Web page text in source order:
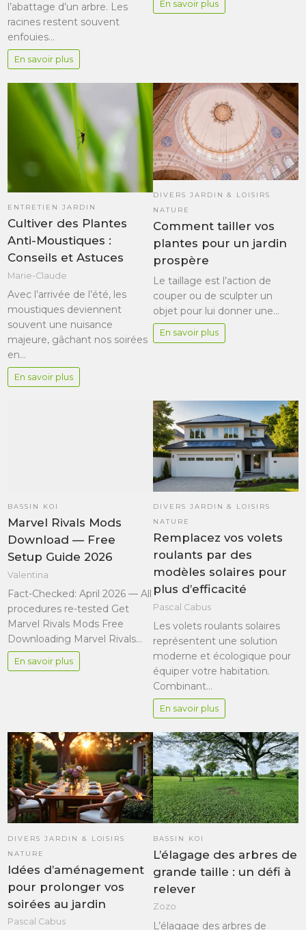
l’abattage d’un arbre. Les
racines restent souvent
enfouies…
En savoir plus
En savoir plus
ENTRETIEN JARDIN
Cultiver des Plantes
Anti-Moustiques :
Conseils et Astuces
Marie-Claude
Avec l’arrivée de l’été, les
moustiques deviennent
souvent une nuisance
majeure, gâchant nos soirées
en…
En savoir plus
DIVERS JARDIN & LOISIRS
NATURE
Comment tailler vos
plantes pour un jardin
prospère
Le taillage est l’action de
couper ou de sculpter un
objet pour lui donner une…
En savoir plus
BASSIN KOI
Marvel Rivals Mods
Download — Free
Setup Guide 2026
Valentina
Fact-Checked: April 2026 — All
procedures re-tested Get
Marvel Rivals Mods Free
Downloading Marvel Rivals…
En savoir plus
DIVERS JARDIN & LOISIRS
NATURE
Remplacez vos volets
roulants par des
modèles solaires pour
plus d’efficacité
Pascal Cabus
Les volets roulants solaires
représentent une solution
moderne et écologique pour
équiper votre habitation.
Combinant…
En savoir plus
DIVERS JARDIN & LOISIRS
NATURE
Idées d’aménagement
pour prolonger vos
soirées au jardin
Pascal Cabus
BASSIN KOI
L’élagage des arbres de
grande taille : un défi à
relever
Zozo
L’élagage des arbres de